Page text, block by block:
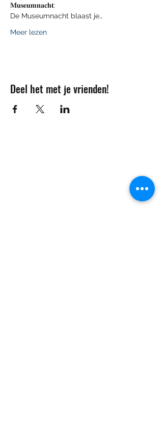
𝐌𝐮𝐬𝐞𝐮𝐦𝐧𝐚𝐜𝐡𝐭:
De Museumnacht blaast je…
Meer lezen
Deel het met je vrienden!